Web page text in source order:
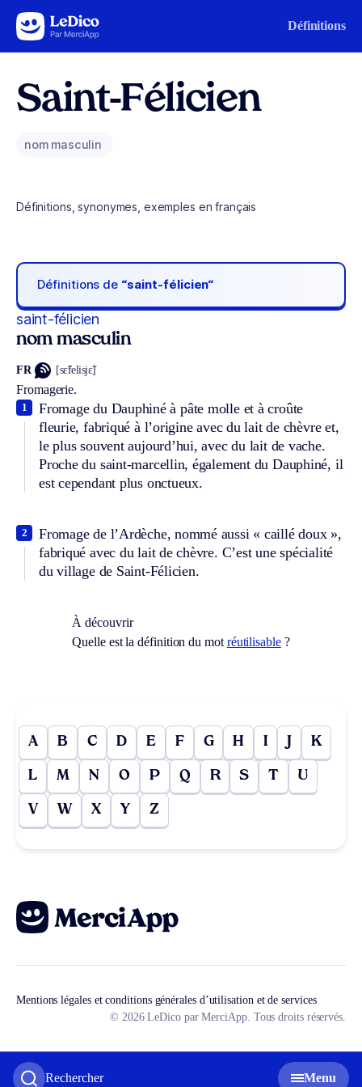
Aller au contenu Définitions
Rechercher Menu
Saint-Félicien
nom masculin
Définitions, synonymes, exemples en français
Définitions de “saint-félicien“
saint-félicien
nom masculin
FR [sɛ̃felisjɛ̃]
Fromagerie.
Fromage du Dauphiné à pâte molle et à croûte
fleurie, fabriqué à l’origine avec du lait de chèvre et,
le plus souvent aujourd’hui, avec du lait de vache.
Proche du saint-marcellin, également du Dauphiné, il
est cependant plus onctueux.
1
Fromage de l’Ardèche, nommé aussi « caillé doux »,
fabriqué avec du lait de chèvre. C’est une spécialité
du village de Saint-Félicien.
2
À découvrir
Quelle est la définition du mot réutilisable?
A B C D E F G H I J K
L M N O P Q R S T U
V W X Y Z
Mentions légales et conditions générales d’utilisation et de services
© 2026 LeDico par MerciApp. Tous droits réservés.